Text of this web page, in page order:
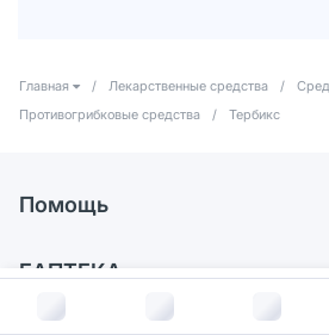
В корзину за
Главная / Лекарственные средства /
Противогрибковые средства
/ Тербикс
Помощь
Самовывоз из аптек
Обмен и возврат
ЕАПТЕКА